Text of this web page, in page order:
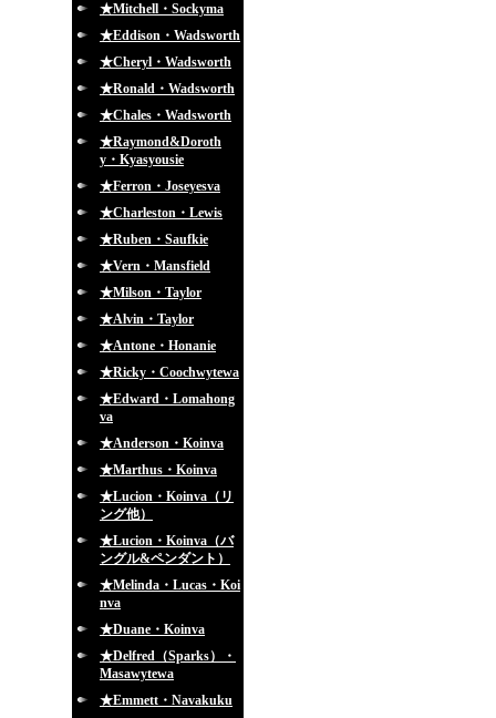
★Mitchell・Sockyma
★Eddison・Wadsworth
★Cheryl・Wadsworth
★Ronald・Wadsworth
★Chales・Wadsworth
★Raymond&Doroth
y・Kyasyousie
★Ferron・Joseyesva
★Charleston・Lewis
★Ruben・Saufkie
★Vern・Mansfield
★Milson・Taylor
★Alvin・Taylor
★Antone・Honanie
★Ricky・Coochwytewa
★Edward・Lomahong
va
★Anderson・Koinva
★Marthus・Koinva
★Lucion・Koinva（リ
ング他）
★Lucion・Koinva（バ
ングル&ペンダント）
★Melinda・Lucas・Koi
nva
★Duane・Koinva
★Delfred（Sparks）・
Masawytewa
★Emmett・Navakuku